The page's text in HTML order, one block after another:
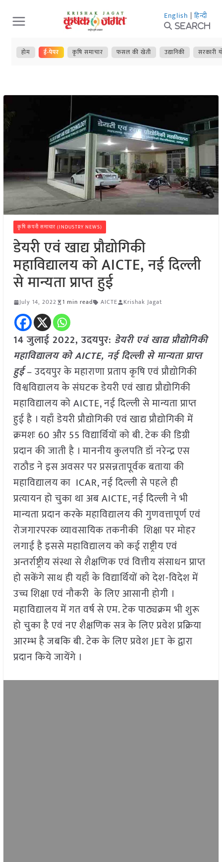
Skip
to
content
English | हिन्दी
Search
होम ई-पेपर कृषि समाचार फसल की खेती उद्यानिकी सरकारी
कृषि कंपनी समाचार (INDUSTRY NEWS)
डेयरी एवं खाद्य प्रौद्योगिकी
महाविद्यालय को AICTE, नई दिल्ली
से मान्यता प्राप्त हुई
July 14, 2022 1 min read AICTE Krishak Jagat
14 जुलाई 2022, उदयपुर: डेयरी एवं खाद्य प्रौद्योगिकी
महाविद्यालय को AICTE, नई दिल्ली से मान्यता प्राप्त
हुई– उदयपुर के महाराणा प्रताप कृषि एवं प्रौद्योगिकी
विश्वविद्यालय के संघटक डेयरी एवं खाद्य प्रौद्योगिकी
महाविद्यालय को AICTE, नई दिल्ली से मान्यता प्राप्त
हुई है । यहाँ डेयरी प्रौद्योगिकी एवं खाद्य प्रौद्योगिकी में
क्रमशः 60 और 55 विद्यार्थियों को बी. टेक की डिग्री
प्रदान की जाती है । माननीय कुलपति डॉ नरेन्द्र एस
राठौड ने इस अवसर पर प्रसन्नतापूर्वक बताया की
महाविद्यालय का ICAR, नई दिल्ली से पहले ही
प्रत्यायन हो चुका था अब AICTE, नई दिल्ली ने भी
मान्यता प्रदान करके महाविद्यालय की गुणवत्तापूर्ण एवं
रोजगारपरक व्यावसायिक तकनीकी शिक्षा पर मोहर
लगाई है इससे महाविद्यालय को कई राष्ट्रीय एवं
अन्तर्राष्ट्रीय संस्था से शैक्षणिक एवं वित्तीय संसाधन प्राप्त
हो सकेंगे साथ ही यहाँ के विद्यार्थियों को देश-विदेश में
उच्च शिक्षा एवं नौकरी के लिए आसानी होगी ।
महाविद्यालय में गत वर्ष से एम. टेक पाठ्यक्रम भी शुरू
हो चुका है एवं नए शैक्षणिक सत्र के लिए प्रवेश प्रक्रिया
आरम्भ है जबकि बी. टेक के लिए प्रवेश JET के द्वारा
प्रदान किये जायेंगे ।